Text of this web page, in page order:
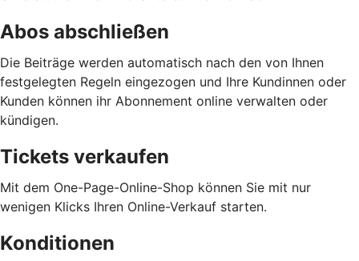
Abos abschließen
Die Beiträge werden automatisch nach den von Ihnen
festgelegten Regeln eingezogen und Ihre Kundinnen oder
Kunden können ihr Abonnement online verwalten oder
kündigen.
Tickets verkaufen
Mit dem One-Page-Online-Shop können Sie mit nur
wenigen Klicks Ihren Online-Verkauf starten.
Konditionen